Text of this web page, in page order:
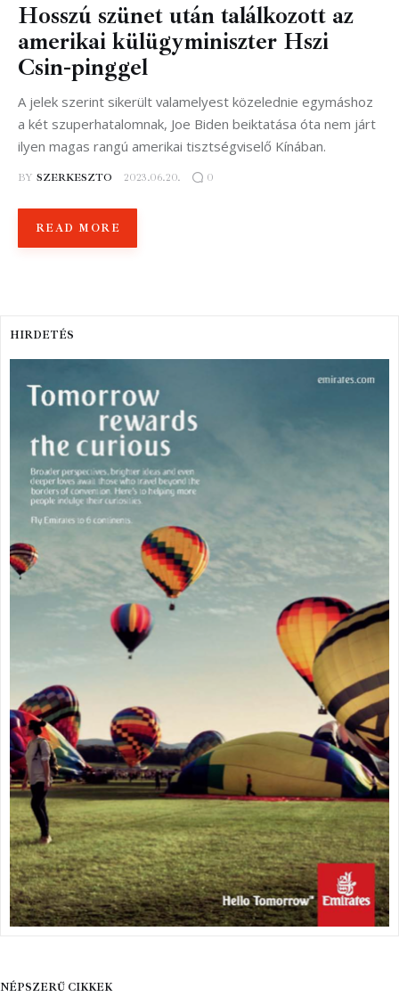
Hosszú szünet után találkozott az
amerikai külügyminiszter Hszi
Csin-pinggel
A jelek szerint sikerült valamelyest közelednie egymáshoz
a két szuperhatalomnak, Joe Biden beiktatása óta nem járt
ilyen magas rangú amerikai tisztségviselő Kínában.
BY SZERKESZTO 2023.06.20. 0
READ MORE
HIRDETÉS
NÉPSZERŰ CIKKEK